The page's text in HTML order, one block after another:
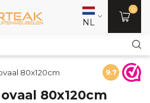
NL
0
80x120cm 9.7
80x120cm